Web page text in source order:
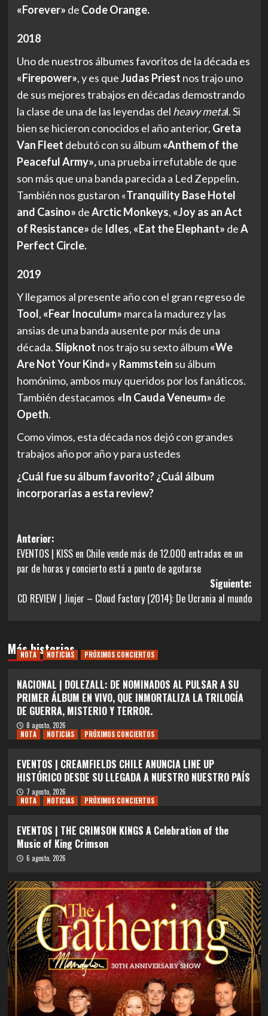
«Forever» de Code Orange.
2018
Uno de nuestros álbumes favoritos de la década es
«Firepower», y es queJudas Priest nos trajo uno
de sus mejores trabajos en décadas demostrando
la clase de una de las leyendas del heavy metal. Si
bien se hicieron conocidos el año anterior, Greta
Van Fleet debutó con su álbum«Anthem of the
Peaceful Army»,una prueba irrefutable de que
son más que una banda parecida a Led Zeppelin.
También nos gustaron «Tranquility Base Hotel
and Casino» deArctic Monkeys, «Joy as an Act
of Resistance» de Idles, «Eat the Elephant» deA
Perfect Circle.
2019
Y llegamos al presente año con el gran regreso de
Tool, «Fear Inoculum» marca la madurez y las
ansias de una banda ausente por más de una
década.Slipknot nos trajo su sexto álbum«We
Are Not Your Kind»yRammstein su álbum
homónimo, ambos muy queridos por los fanáticos.
También destacamos «In Cauda Veneum» de
Opeth.
Como vimos, esta década nos dejó con grandes
trabajos año por año y para ustedes
¿Cuál fue su álbum favorito? ¿Cuál álbum
incorporarías a esta review?
Navegación
de
entradas
Anterior:
EVENTOS | KISS en Chile vende más de 12.000 entradas en un
par de horas y concierto está a punto de agotarse
Siguiente:
CD REVIEW | Jinjer – Cloud Factory (2014): De Ucrania al mundo
Más historias
NOTA NOTICIAS PRÓXIMOS CONCIERTOS
NACIONAL | DOLEZALL: DE NOMINADOS AL PULSAR A SU
PRIMER ÁLBUM EN VIVO, QUE INMORTALIZA LA TRILOGÍA
DE GUERRA, MISTERIO Y TERROR.
8 agosto, 2026
NOTA
NOTICIAS PRÓXIMOS CONCIERTOS
EVENTOS | CREAMFIELDS CHILE ANUNCIA LINE UP
HISTÓRICO DESDE SU LLEGADA A NUESTRO NUESTRO PAÍS
7 agosto, 2026
NOTA
NOTICIAS PRÓXIMOS CONCIERTOS
EVENTOS | THE CRIMSON KINGS A Celebration of the
Music of King Crimson
6 agosto, 2026